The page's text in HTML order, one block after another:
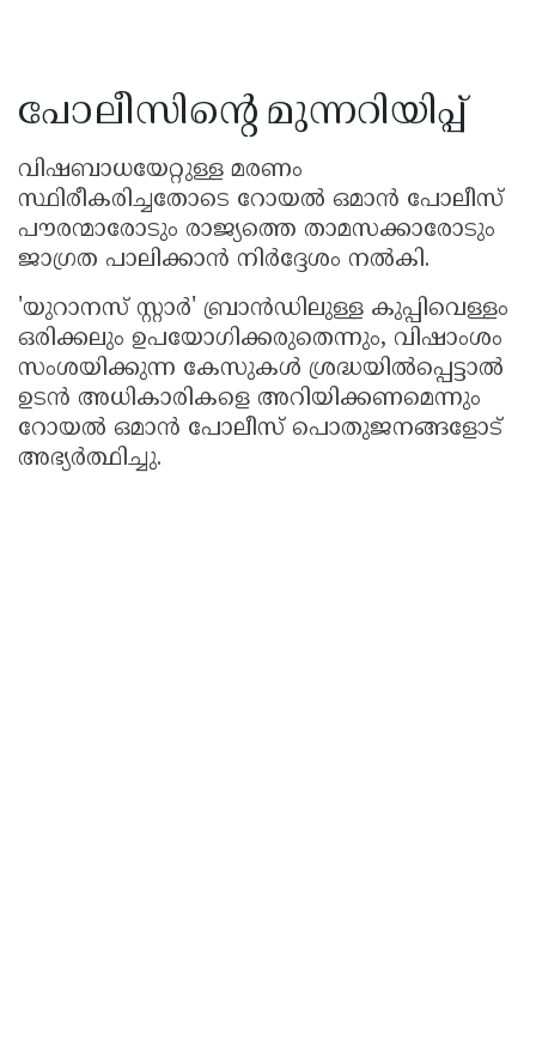
പോലീസിൻ്റെ മുന്നറിയിപ്പ്
വിഷബാധയേറ്റുള്ള മരണം
സ്ഥിരീകരിച്ചതോടെ റോയൽ ഒമാൻ പോലീസ്
പൗരന്മാരോടും രാജ്യത്തെ താമസക്കാരോടും
ജാഗ്രത പാലിക്കാൻ നിർദ്ദേശം നൽകി.
'യുറാനസ് സ്റ്റാർ' ബ്രാൻഡിലുള്ള കുപ്പിവെള്ളം
ഒരിക്കലും ഉപയോഗിക്കരുതെന്നും, വിഷാംശം
സംശയിക്കുന്ന കേസുകൾ ശ്രദ്ധയിൽപ്പെട്ടാൽ
ഉടൻ അധികാരികളെ അറിയിക്കണമെന്നും
റോയൽ ഒമാൻ പോലീസ് പൊതുജനങ്ങളോട്
അഭ്യർത്ഥിച്ചു.